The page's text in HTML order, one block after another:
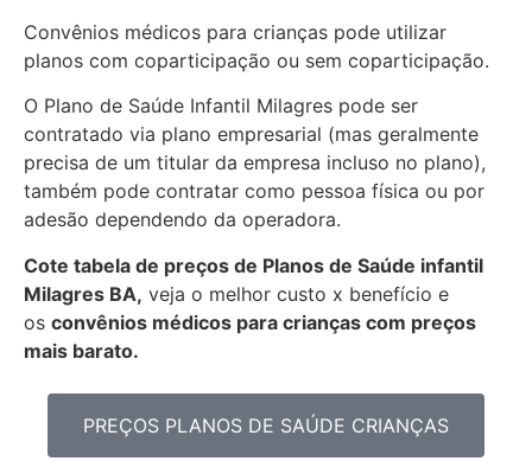
Convênios médicos para crianças pode utilizar
planos com coparticipação ou sem coparticipação.
O Plano de Saúde Infantil Milagres pode ser
contratado via plano empresarial (mas geralmente
precisa de um titular da empresa incluso no plano),
também pode contratar como pessoa física ou por
adesão dependendo da operadora.
Cote tabela de preços de Planos de Saúde infantil
Milagres BA, veja o melhor custo x benefício e
os convênios médicos para crianças com preços
mais barato.
PREÇOS PLANOS DE SAÚDE CRIANÇAS